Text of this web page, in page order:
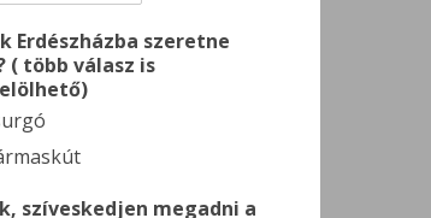
Erdészházba szeretne
( több válasz is
szíveskedjen megadni a